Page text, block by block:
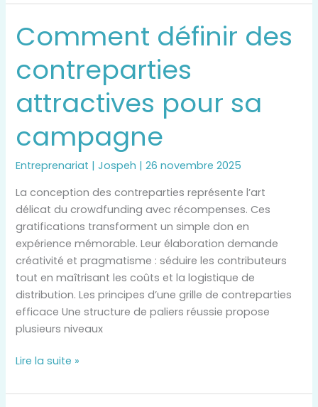
Comment définir des
contreparties
attractives pour sa
campagne
Entreprenariat |Jospeh |26 novembre 2025
La conception des contreparties représente l’art
délicat du crowdfunding avec récompenses. Ces
gratifications transforment un simple don en
expérience mémorable. Leur élaboration demande
créativité et pragmatisme : séduire les contributeurs
tout en maîtrisant les coûts et la logistique de
distribution. Les principes d’une grille de contreparties
efficace Une structure de paliers réussie propose
plusieurs niveaux
Comment
définir
des
contreparties
attractives
pour
sa
campagne
Lire la suite »